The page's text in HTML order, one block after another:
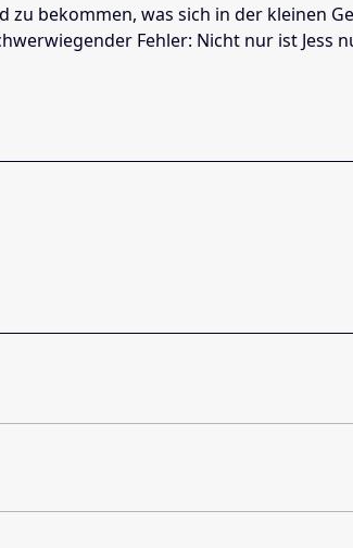
bekommen, was sich in der
Fehler: Nicht nur ist